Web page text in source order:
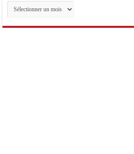
Archives